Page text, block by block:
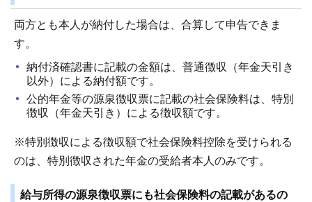
両方とも本人が納付した場合は、合算して申告できま
す。
納付済確認書に記載の金額は、普通徴収（年金天引き
以外）による納付額です。
公的年金等の源泉徴収票に記載の社会保険料は、特別
徴収（年金天引き）による徴収額です。
※特別徴収による徴収額で社会保険料控除を受けられる
のは、特別徴収された年金の受給者本人のみです。
給与所得の源泉徴収票にも社会保険料の記載があるの